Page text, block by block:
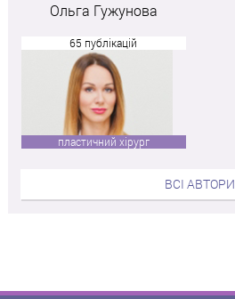
Ольга Гужунова
65 публікацій
пластичний хірург
ВСІ АВТОРИ